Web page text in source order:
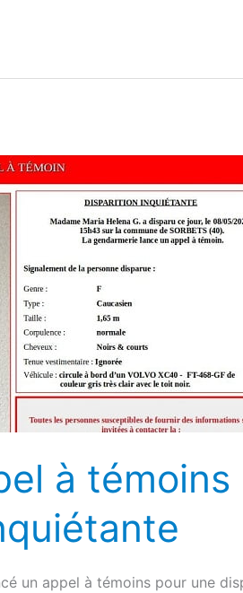
à
un appel à témoins pour une